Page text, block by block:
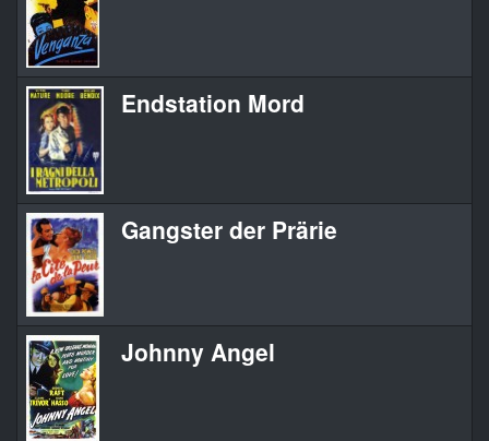
Endstation Mord
Gangster der Prärie
Johnny Angel